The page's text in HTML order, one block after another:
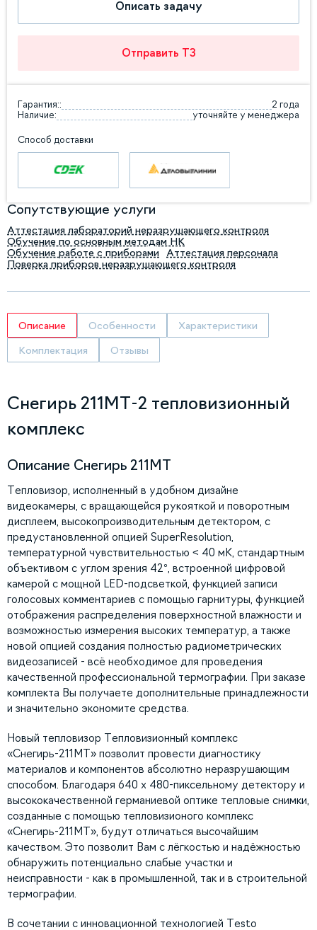
Описать задачу
Отправить ТЗ
Гарантия::
2 года
Наличие:
уточняйте у менеджера
Способ доставки
Сопутствующие услуги
Аттестация лабораторий неразрушающего контроля
Обучение по основным методам НК
Обучение работе с приборами
Аттестация персонала
Поверка приборов неразрушающего контроля
Описание Особенности Характеристики
Комплектация Отзывы
Снегирь 211МТ-2 тепловизионный
комплекс
Описание Снегирь 211МТ
Тепловизор, исполненный в удобном дизайне
видеокамеры, с вращающейся рукояткой и поворотным
дисплеем, высокопроизводительным детектором, с
предустановленной опцией SuperResolution,
температурной чувствительностью < 40 мК, стандартным
объективом с углом зрения 42°, встроенной цифровой
камерой с мощной LED-подсветкой, функцией записи
голосовых комментариев с помощью гарнитуры, функцией
отображения распределения поверхностной влажности и
возможностью измерения высоких температур, а также
новой опцией создания полностью радиометрических
видеозаписей - всё необходимое для проведения
качественной профессиональной термографии. При заказе
комплекта Вы получаете дополнительные принадлежности
и значительно экономите средства.
Новый тепловизор Тепловизионный комплекс
«Снегирь-211МТ» позволит провести диагностику
материалов и компонентов абсолютно неразрушающим
способом. Благодаря 640 х 480-пиксельному детектору и
высококачественной германиевой оптике тепловые снимки,
созданные с помощью тепловизионого комплекс
«Снегирь-211МТ», будут отличаться высочайшим
качеством. Это позволит Вам с лёгкостью и надёжностью
обнаружить потенциально слабые участки и
неисправности - как в промышленной, так и в строительной
термографии.
В сочетании с инновационной технологией Testo